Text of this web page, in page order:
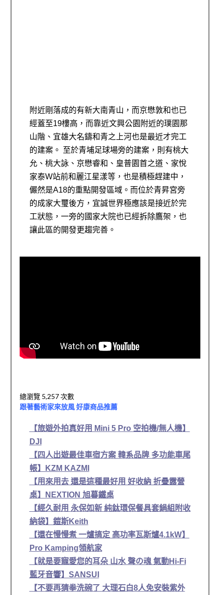
附近剛落成的有新大南青山，而京懋敦和也已
經蓋至19樓高，而靠近文興公園附近的璞園那
山階、宜雄大名鑄和青之上河也是最近才完工
的建案。 至於青埔足球場旁的建案，則有桃大
允、桃大詠、京懋睿和、皇普園首之道、家悅
家泰W站前和麗江星漾等，也是積極趕建中，
儼然是A18的重點開發區域。而位於青昇宮旁
的成家大璽後方，宜誠世界極應該是接近於完
工狀態，一旁的國家大院也已經拆除鷹架，也
讓此區的開發更趨完善。
總瀏覽 5,257 次數
跟著藝術家來放風 好康商品推薦
【旅遊外拍真好用 Mini 5 Pro 空拍機/無人機】
DJI
【四人出遊最佳車宿方案 韓系品牌 多功能車尾
帳】KZM KAZMI
【用來用去 還是這種最好用 好收納 折疊露營
桌】NEXTION 旭暮鐵桌
【經久耐用 永保如新 純鈦環保餐具套鍋組附收
納袋】鎧斯Keith
【還在慢慢煮 一爐搞定 高功率瓦斯爐4.1kW】
Pro Kamping領航家
【就是要寵愛您的耳朵 山水 聲の魂 氣動Hi-Fi
藍牙音響】SANSUI
【不要再猜拳洗碗了 大理石白8人免安裝紫外